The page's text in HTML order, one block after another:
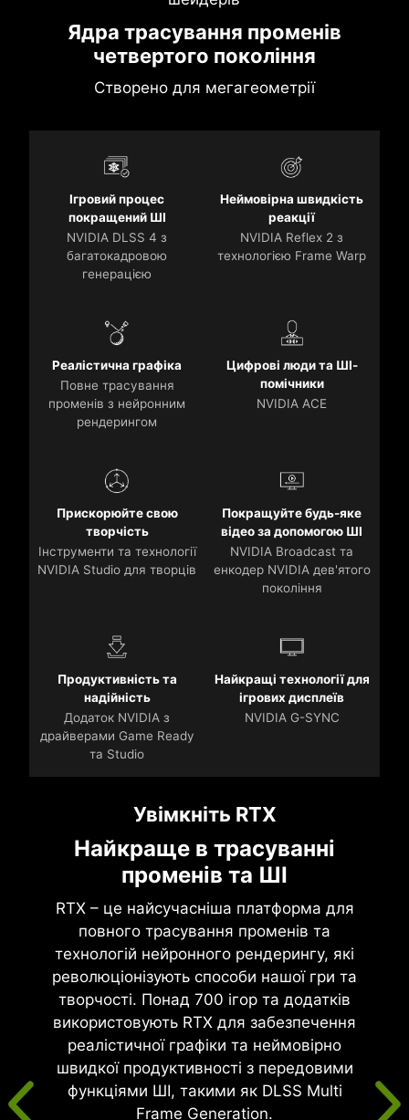
Ядра трасування променів
четвертого покоління
Створено для мегагеометрії
Ігровий процес
покращений ШІ
NVIDIA DLSS 4 з
багатокадровою
генерацією
Неймовірна швидкість
реакції
NVIDIA Reflex 2 з
технологією Frame Warp
Реалістична графіка
Повне трасування
променів з нейронним
рендерингом
Цифрові люди та ШІ-
помічники
NVIDIA ACE
Прискорюйте свою
творчість
Інструменти та технології
NVIDIA Studio для творців
Покращуйте будь-яке
відео за допомогою ШІ
NVIDIA Broadcast та
енкодер NVIDIA дев'ятого
покоління
Продуктивність та
надійність
Додаток NVIDIA з
драйверами Game Ready
та Studio
Найкращі технології для
ігрових дисплеїв
NVIDIA G-SYNC
Увімкніть RTX
Найкраще в трасуванні
променів та ШІ
RTX – це найсучасніша платформа для
повного трасування променів та
технологій нейронного рендерингу, які
революціонізують способи нашої гри та
творчості. Понад 700 ігор та додатків
використовують RTX для забезпечення
реалістичної графіки та неймовірно
швидкої продуктивності з передовими
функціями ШІ, такими як DLSS Multi
Frame Generation.